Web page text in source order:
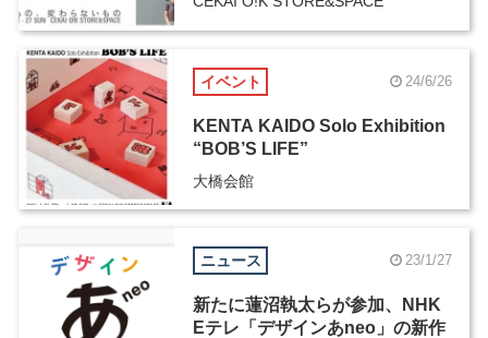
イベント 24/6/26
KENTA KAIDO Solo Exhibition
“BOB’S LIFE”
大橋会館
ニュース 23/1/27
新たに蓮沼執太らが参加、NHK
Eテレ「デザインあneo」の新作